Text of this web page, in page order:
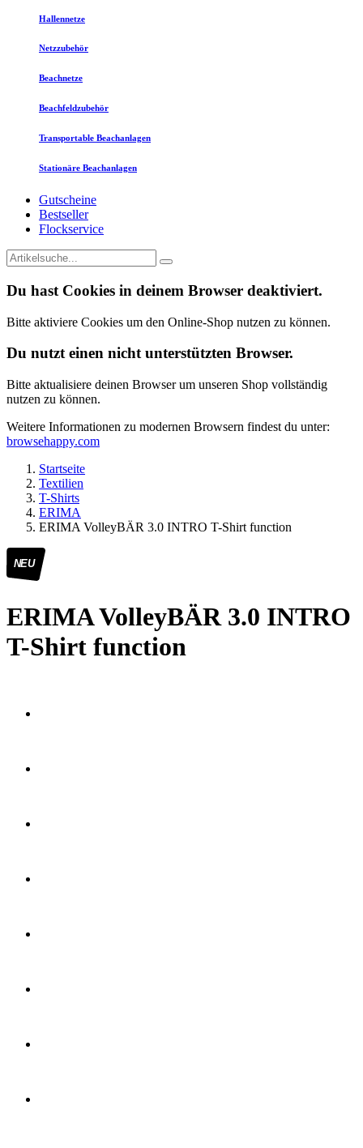
Hallennetze
Netzzubehör
Beachnetze
Beachfeldzubehör
Transportable Beachanlagen
Stationäre Beachanlagen
Gutscheine
Bestseller
Flockservice
Du hast Cookies in deinem Browser deaktiviert.
Bitte aktiviere Cookies um den Online-Shop nutzen zu können.
Du nutzt einen nicht unterstützten Browser.
Bitte aktualisiere deinen Browser um unseren Shop vollständig
nutzen zu können.
Weitere Informationen zu modernen Browsern findest du unter:
browsehappy.com
Startseite
Textilien
T-Shirts
ERIMA
ERIMA VolleyBÄR 3.0 INTRO T-Shirt function
NEU
ERIMA VolleyBÄR 3.0 INTRO
T-Shirt function